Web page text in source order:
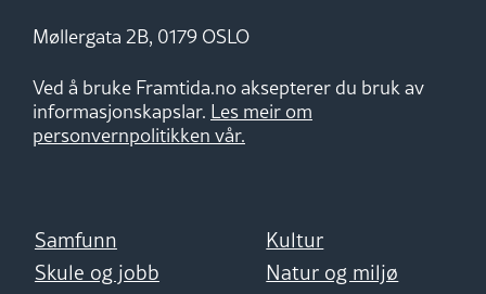
Møllergata 2B, 0179 OSLO
Ved å bruke Framtida.no aksepterer du bruk av
informasjonskapslar. Les meir om
personvernpolitikken vår.
Samfunn
Kultur
Skule og jobb
Natur og miljø